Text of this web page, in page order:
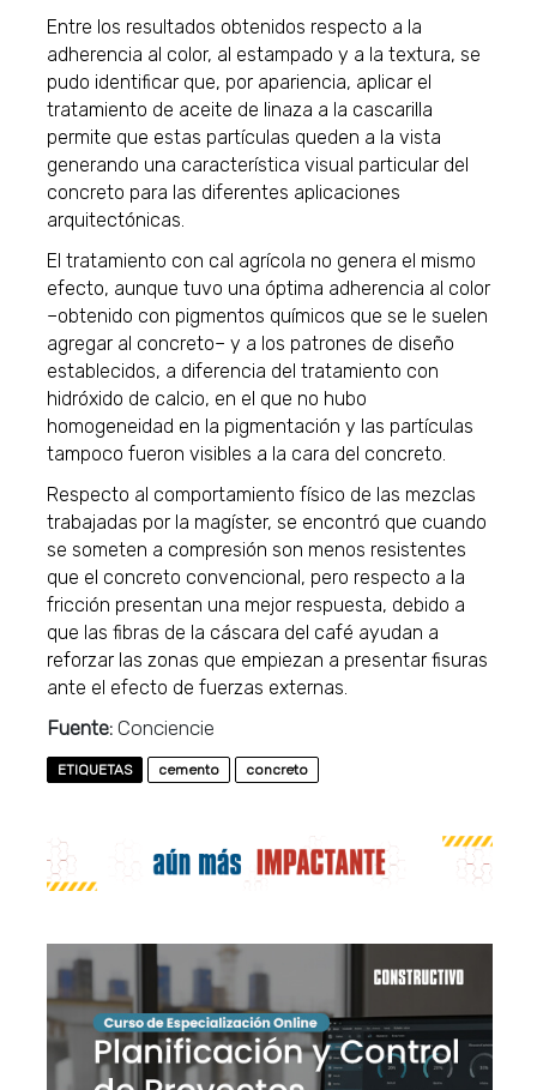
Entre los resultados obtenidos respecto a la
adherencia al color, al estampado y a la textura, se
pudo identificar que, por apariencia, aplicar el
tratamiento de aceite de linaza a la cascarilla
permite que estas partículas queden a la vista
generando una característica visual particular del
concreto para las diferentes aplicaciones
arquitectónicas.
El tratamiento con cal agrícola no genera el mismo
efecto, aunque tuvo una óptima adherencia al color
–obtenido con pigmentos químicos que se le suelen
agregar al concreto– y a los patrones de diseño
establecidos, a diferencia del tratamiento con
hidróxido de calcio, en el que no hubo
homogeneidad en la pigmentación y las partículas
tampoco fueron visibles a la cara del concreto.
Respecto al comportamiento físico de las mezclas
trabajadas por la magíster, se encontró que cuando
se someten a compresión son menos resistentes
que el concreto convencional, pero respecto a la
fricción presentan una mejor respuesta, debido a
que las fibras de la cáscara del café ayudan a
reforzar las zonas que empiezan a presentar fisuras
ante el efecto de fuerzas externas.
Fuente: Conciencie
ETIQUETAS cemento concreto